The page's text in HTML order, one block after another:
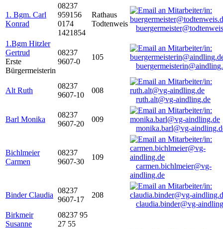
1. Bgm. Carl
Konrad
08237
959156
0174
1421854
Rathaus
Todtenweis
1.Bgm Hitzler
Gertrud
Erste
Bürgermeisterin
08237
9607-0
105
Alt Ruth
08237
9607-10
008
ruth.alt@vg-aindling.de
Barl Monika
08237
9607-20
009
monika.barl@vg-
Bichlmeier
Carmen
08237
9607-30
109
carmen.bichlmeier@vg-
aindling.de
Binder Claudia
08237
9607-17
208
claudia.binder@vg-
Birkmeir
Susanne
08237 95
27 55